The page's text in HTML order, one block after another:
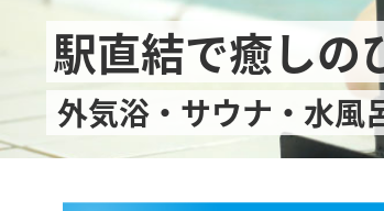
駅直結で癒しの
外気浴・サウナ・水風